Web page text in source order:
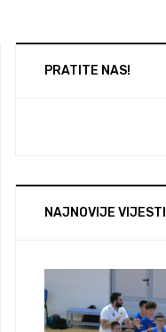
PRATITE NAS!
NAJNOVIJE VIJESTI